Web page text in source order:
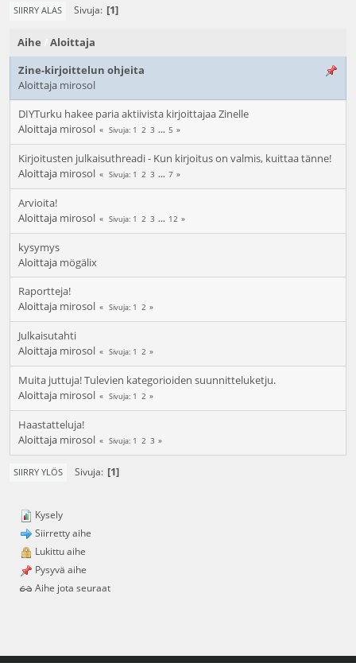
SIIRRY ALAS Sivuja 1
Aihe
Aloittaja
Zine-kirjoittelun ohjeita
Aloittaja mirosol
DIYTurku hakee paria aktiivista kirjoittajaa Zinelle
Aloittaja mirosol Sivuja 1 2 3 ... 5
Kirjoitusten julkaisuthreadi - Kun kirjoitus on valmis, kuittaa tänne!
Aloittaja mirosol Sivuja 1 2 3 ... 7
Arvioita!
Aloittaja mirosol Sivuja 1 2 3 ... 12
kysymys
Aloittaja mögälix
Raportteja!
Aloittaja mirosol Sivuja 1 2
Julkaisutahti
Aloittaja mirosol Sivuja 1 2
Muita juttuja! Tulevien kategorioiden suunnitteluketju.
Aloittaja mirosol Sivuja 1 2
Haastatteluja!
Aloittaja mirosol Sivuja 1 2 3
SIIRRY YLÖS Sivuja 1
Kysely
Siirretty aihe
Lukittu aihe
Pysyvä aihe
Aihe jota seuraat